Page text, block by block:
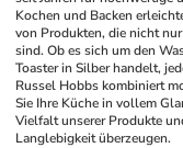
Kochen und Backen
von Produkten, die nicht
sind. Ob es sich um den
Toaster in Silber handelt,
Russel Hobbs kombiniert
Sie Ihre Küche in vollem
Vielfalt unserer Produkte
Langlebigkeit überzeugen.